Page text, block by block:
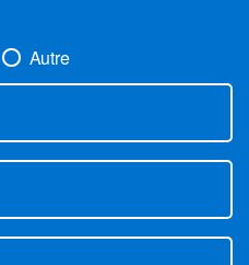
Autre